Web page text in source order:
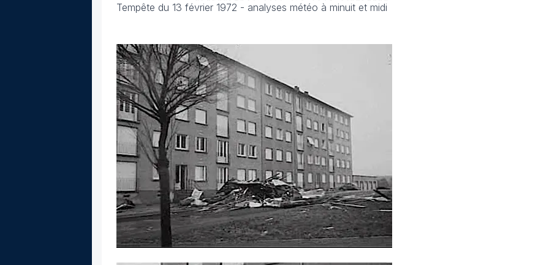
Tempête du 13 février 1972 - analyses météo à minuit et midi